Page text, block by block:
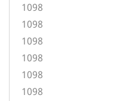
1098
1098
1098
1098
1098
1098